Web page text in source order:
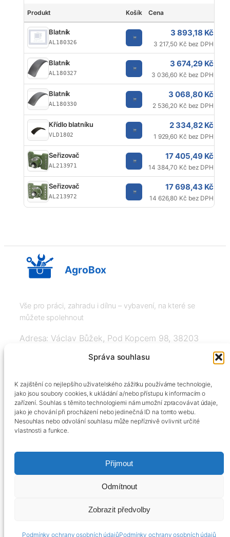
Správa souhlasu
K zajištění co nejlepšího uživatelského zážitku používáme technologie,
jako jsou soubory cookies, k ukládání a/nebo přístupu k informacím o
zařízení. Souhlas s těmito technologiemi nám umožní zpracovávat údaje,
jako je chování při procházení nebo jedinečná ID na tomto webu.
Nesouhlas nebo odvolání souhlasu může nepříznivě ovlivnit určité
vlastnosti a funkce.
Přijmout
Odmítnout
Zobrazit předvolby
Podmínky ochrany osobních údajůPodmínky ochrany osobních údajů
Produkt Košík Cena
Blatník
AL180326
3 893,18 Kč
3 217,50 Kč bez DPH
Blatník
AL180327
3 674,29 Kč
3 036,60 Kč bez DPH
Blatník
AL180330
3 068,80 Kč
2 536,20 Kč bez DPH
Křídlo blatníku
VLD1802
2 334,82 Kč
1 929,60 Kč bez DPH
Seřizovač
AL213971
17 405,49 Kč
14 384,70 Kč bez DPH
Seřizovač
AL213972
17 698,43 Kč
14 626,80 Kč bez DPH
AgroBox
Vše pro práci, zahradu i dílnu – vybavení, na které se
můžete spolehnout
Adresa: Václav Bůžek, Pod Kopcem 98, 38203
+420606334248, info@agrobox.cz
Obchodní podmínky
Podmínky ochrany osobních údajů